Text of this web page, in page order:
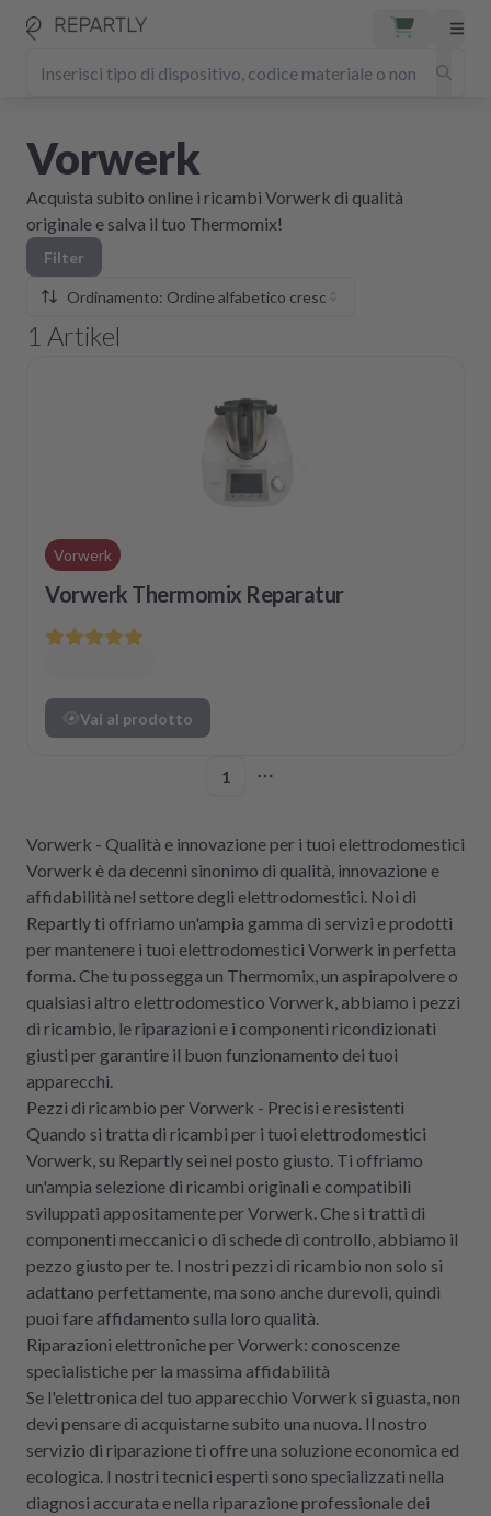
Vorwerk
Acquista subito online i ricambi Vorwerk di qualità
originale e salva il tuo Thermomix!
Filter
Ordinamento: Ordine alfabetico crescente
1 Artikel
Vorwerk
Vorwerk Thermomix Reparatur
Vai al prodotto
1
Vorwerk - Qualità e innovazione per i tuoi elettrodomestici
Vorwerk è da decenni sinonimo di qualità, innovazione e
affidabilità nel settore degli elettrodomestici. Noi di
Repartly ti offriamo un'ampia gamma di servizi e prodotti
per mantenere i tuoi elettrodomestici Vorwerk in perfetta
forma. Che tu possegga un Thermomix, un aspirapolvere o
qualsiasi altro elettrodomestico Vorwerk, abbiamo i pezzi
di ricambio, le riparazioni e i componenti ricondizionati
giusti per garantire il buon funzionamento dei tuoi
apparecchi.
Pezzi di ricambio per Vorwerk - Precisi e resistenti
Quando si tratta di ricambi per i tuoi elettrodomestici
Vorwerk, su Repartly sei nel posto giusto. Ti offriamo
un'ampia selezione di ricambi originali e compatibili
sviluppati appositamente per Vorwerk. Che si tratti di
componenti meccanici o di schede di controllo, abbiamo il
pezzo giusto per te. I nostri pezzi di ricambio non solo si
adattano perfettamente, ma sono anche durevoli, quindi
puoi fare affidamento sulla loro qualità.
Riparazioni elettroniche per Vorwerk: conoscenze
specialistiche per la massima affidabilità
Se l'elettronica del tuo apparecchio Vorwerk si guasta, non
devi pensare di acquistarne subito una nuova. Il nostro
servizio di riparazione ti offre una soluzione economica ed
ecologica. I nostri tecnici esperti sono specializzati nella
diagnosi accurata e nella riparazione professionale dei